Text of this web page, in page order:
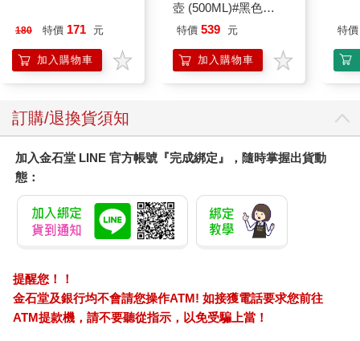
180 特價 171 元
加入購物車
壺 (500ML)#黑色
IMUTB01BK
特價 539 元
加入購物車
特價
訂購/退換貨須知
加入金石堂 LINE 官方帳號『完成綁定』，隨時掌握出貨動
態：
提醒您！！
金石堂及銀行均不會請您操作ATM! 如接獲電話要求您前往
ATM提款機，請不要聽從指示，以免受騙上當！